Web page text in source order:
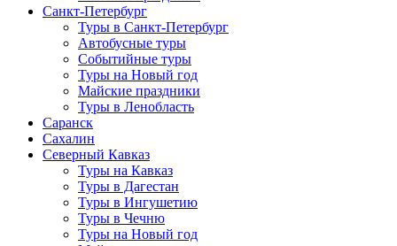
Санкт-Петербург
Туры в Санкт-Петербург
Автобусные туры
Событийные туры
Туры на Новый год
Майские праздники
Туры в Ленобласть
Саранск
Сахалин
Северный Кавказ
Туры на Кавказ
Туры в Дагестан
Туры в Ингушетию
Туры в Чечню
Туры на Новый год